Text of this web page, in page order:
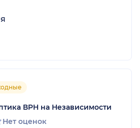
ВРН на Независимости
Нет оценок